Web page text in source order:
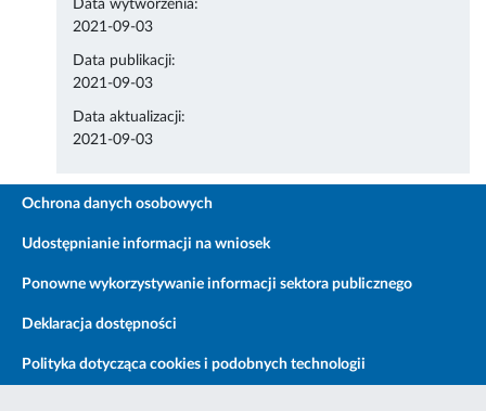
Data wytworzenia:
2021-09-03
Data publikacji:
2021-09-03
Data aktualizacji:
2021-09-03
Ochrona danych osobowych
Udostępnianie informacji na wniosek
Ponowne wykorzystywanie informacji sektora publicznego
Deklaracja dostępności
Polityka dotycząca cookies i podobnych technologii